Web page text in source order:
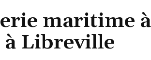
maritime
à Libreville